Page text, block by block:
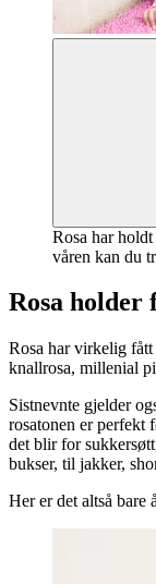
Rosa har
våren kan du
Rosa holder
Rosa har virkelig
knallrosa, millenial
Sistnevnte gjelder
rosatonen er perfekt
det blir for
bukser, til jakker,
Her er det altså bare